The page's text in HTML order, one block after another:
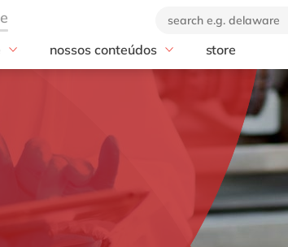
serviços
GROW with
RISE with SAP
SAP Analytics
SAP Business
(BDC)
SAP
AMS
nossos conteúdos
nossos cases
notícias
Podcasts e vídeos
store